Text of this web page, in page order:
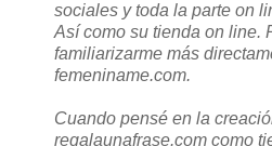
sociales y toda la parte on
Así como su tienda on line.
familiarizarme más
femeniname.com.
Cuando pensé en la
regalaunafrase.com como